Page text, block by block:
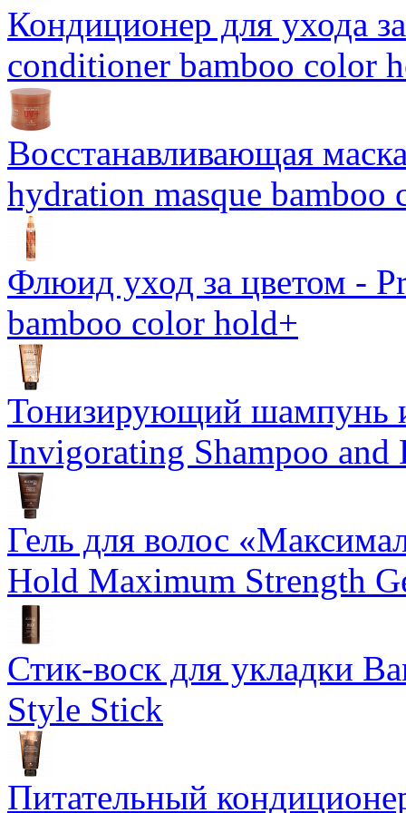
Кондиционер для ухода
conditioner bamboo color
Восстанавливающая
hydration masque bamboo
Флюид уход за цветом -
bamboo color hold+
Тонизирующий шампунь
Invigorating Shampoo and
Гель для волос
Hold Maximum Strength
Стик-воск для укладки
Style Stick
Питательный